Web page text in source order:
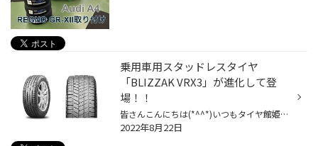
乗用車用スタッドレスタイヤ
「BLIZZAK VRX3」が進化して登
場！！
皆さんこんにちは(*^^*)いつもタイヤ館姫路中央店WEBをご覧いただき誠にありがとうございます！ 本日はBLIZZAKブランドの「BLIZZAK VRX3（ブリザック ヴイアールエックススリー）」をご紹介します！ 「BLIZZAK（ブリザック）」は、ブリヂストンを代表するスタッドレスタイヤブランドです。1988年に...
2022年8月22日